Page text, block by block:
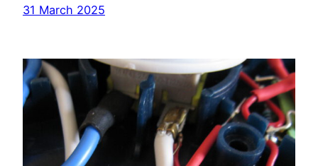
31 March 2025